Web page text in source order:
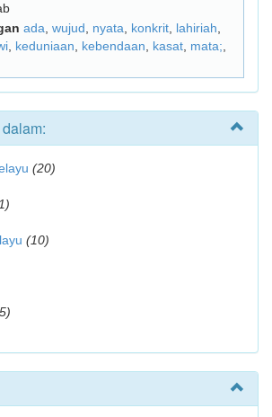
ada wujud nyata konkrit lahiriah
keduniaan kebendaan kasat mata;
(20)
(10)